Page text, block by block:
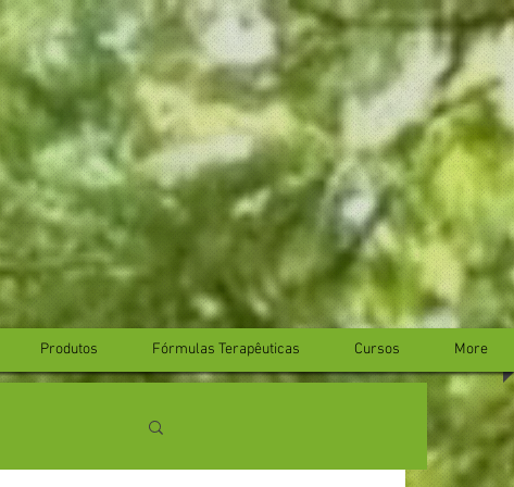
Produtos Fórmulas Terapêuticas Cursos More